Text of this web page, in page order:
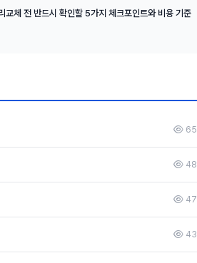
교체 전 반드시 확인할 5가지 체크포인트와 비용 기준